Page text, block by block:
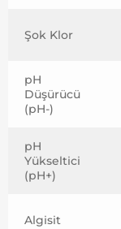
Şok Klor
pH
Düşürücü
(pH-)
pH
Yükseltici
(pH+)
Algisit